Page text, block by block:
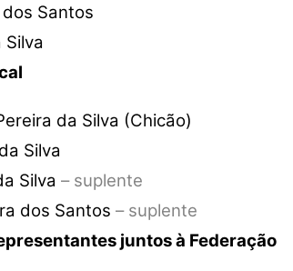
Santos
da Silva (Chicão)
Silva
Silva – suplente
dos Santos – suplente
juntos à Federação